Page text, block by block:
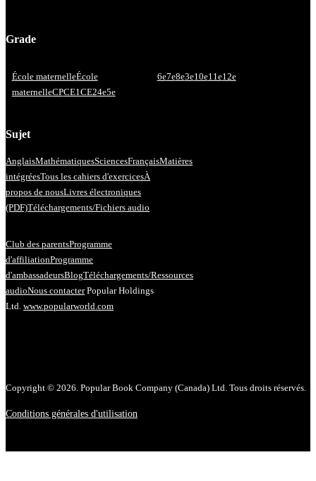
Grade
École maternelleÉcole
maternelleCPCE1 CE24e5e
6e7e8e3e10e11e12e
Sujet
AnglaisMathématiquesSciencesFrançaisMatières
intégréesTous les cahiers d'exercicesÀ
propos de nousLivres électroniques
(PDF)Téléchargements/Fichiers audio
Club des parentsProgramme
d'affiliationProgramme
d'ambassadeursBlogTéléchargements/Ressources
audioNous contacter Popular Holdings
Ltd. www.popularworld.com
Copyright © 2026. Popular Book Company (Canada) Ltd. Tous droits réservés.
Conditions générales d'utilisation